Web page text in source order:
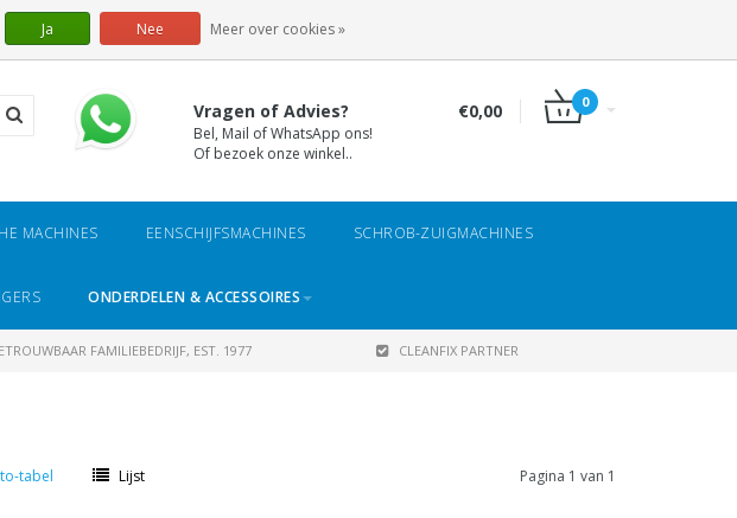
Vragen of Advies?
Bel, Mail of WhatsApp ons!
Of bezoek onze winkel..
€0,00 0
MACHINES EENSCHIJFSMACHINES SCHROB-ZUIGMACHINES
ONDERDELEN & ACCESSOIRES
FAMILIEBEDRIJF, EST. 1977 CLEANFIX PARTNER
tabel Lijst Pagina 1 van 1
Ja Nee Meer over cookies »